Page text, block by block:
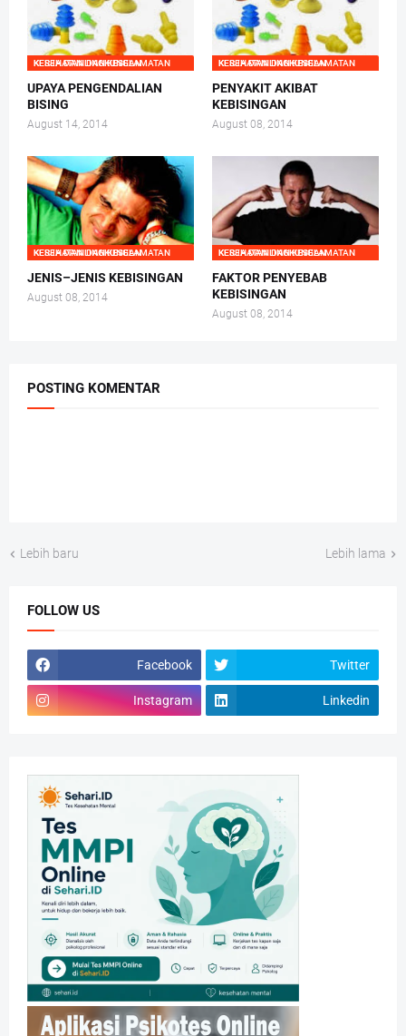
KESEHATAN DAN KESELAMATAN KERJA DAN LINGKUNGAN
UPAYA PENGENDALIAN
BISING
August 14, 2014
KESEHATAN DAN KESELAMATAN KERJA DAN LINGKUNGAN
PENYAKIT AKIBAT
KEBISINGAN
August 08, 2014
KESEHATAN DAN KESELAMATAN KERJA DAN LINGKUNGAN
JENIS–JENIS KEBISINGAN
August 08, 2014
KESEHATAN DAN KESELAMATAN KERJA DAN LINGKUNGAN
FAKTOR PENYEBAB
KEBISINGAN
August 08, 2014
POSTING KOMENTAR
Lebih baru Lebih lama
FOLLOW US
Facebook Twitter
Instagram Linkedin